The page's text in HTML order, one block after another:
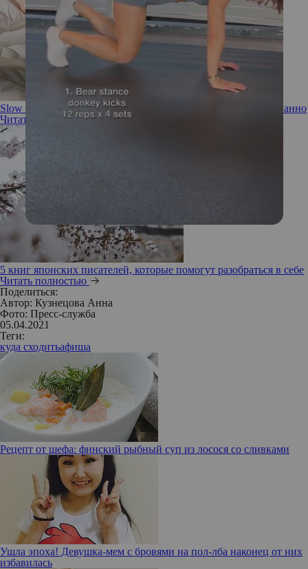
Slow life: 5 YouTube-каналов, которые вдохновят жить осознанно
Читать полностью
5 книг японских писателей, которые помогут разобраться в себе
Читать полностью
Поделиться:
Автор: Кузнецова Анна
Фото: Пресс-служба
05.04.2021
Теги:
куда сходитьафиша
Рецепт от шефа: финский рыбный суп из лосося со сливками
Ушла эпоха! Девушка-мем с бровями на пол-лба наконец от них
избавилась